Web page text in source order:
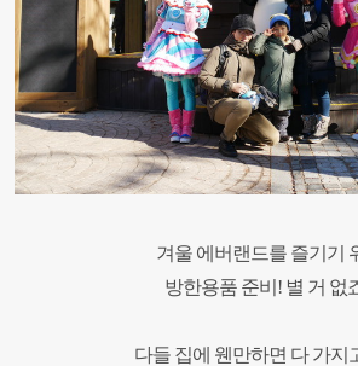
겨울 에버랜드를 즐기기
방한용품 준비! 별 거 없
다들 집에 웬만하면 다 가지